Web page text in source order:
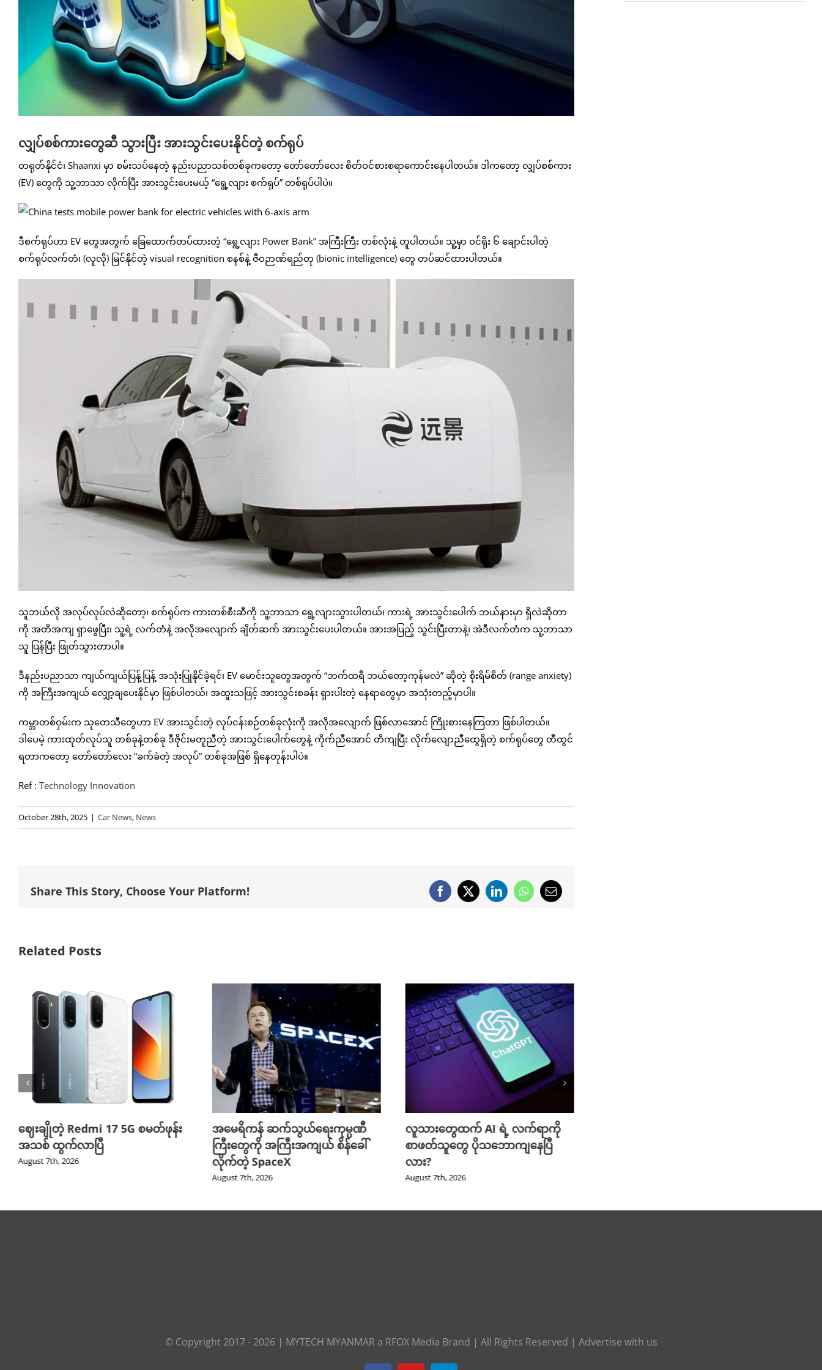
လျှပ်စစ်ကားတွေဆီ သွားပြီး အားသွင်းပေးနိုင်တဲ့ စက်ရုပ်
တရုတ်နိုင်ငံ၊ Shaanxi မှာ စမ်းသပ်နေတဲ့ နည်းပညာသစ်တစ်ခုကတော့ တော်တော်လေး စိတ်ဝင်စားစရာကောင်းနေပါတယ်။ ဒါကတော့ လျှပ်စစ်ကား
(EV) တွေကို သူ့ဘာသာ လိုက်ပြီး အားသွင်းပေးမယ့် “ရွေ့လျား စက်ရုပ်” တစ်ရုပ်ပါပဲ။
ဒီစက်ရုပ်ဟာ EV တွေအတွက် ခြေထောက်တပ်ထားတဲ့ “ရွေ့လျား Power Bank” အကြီးကြီး တစ်လုံးနဲ့ တူပါတယ်။ သူ့မှာ ဝင်ရိုး ၆ ချောင်းပါတဲ့
စက်ရုပ်လက်တံ၊ (လူလို) မြင်နိုင်တဲ့ visual recognition စနစ်နဲ့ ဇီဝဉာဏ်ရည်တု (bionic intelligence) တွေ တပ်ဆင်ထားပါတယ်။
သူဘယ်လို အလုပ်လုပ်လဲဆိုတော့၊ စက်ရုပ်က ကားတစ်စီးဆီကို သူ့ဘာသာ ရွေ့လျားသွားပါတယ်၊ ကားရဲ့ အားသွင်းပေါက် ဘယ်နားမှာ ရှိလဲဆိုတာ
ကို အတိအကျ ရှာဖွေပြီး၊ သူ့ရဲ့ လက်တံနဲ့ အလိုအလျောက် ချိတ်ဆက် အားသွင်းပေးပါတယ်။ အားအပြည့် သွင်းပြီးတာနဲ့၊ အဲဒီလက်တံက သူ့ဘာသာ
သူ ပြန်ပြီး ဖြုတ်သွားတာပါ။
ဒီနည်းပညာသာ ကျယ်ကျယ်ပြန့်ပြန့် အသုံးပြုနိုင်ခဲ့ရင်၊ EV မောင်းသူတွေအတွက် “ဘက်ထရီ ဘယ်တော့ကုန်မလဲ” ဆိုတဲ့ စိုးရိမ်စိတ် (range anxiety)
ကို အကြီးအကျယ် လျှော့ချပေးနိုင်မှာ ဖြစ်ပါတယ်၊ အထူးသဖြင့် အားသွင်းစခန်း ရှားပါးတဲ့ နေရာတွေမှာ အသုံးတည့်မှာပါ။
ကမ္ဘာတစ်ဝှမ်းက သုတေသီတွေဟာ EV အားသွင်းတဲ့ လုပ်ငန်းစဉ်တစ်ခုလုံးကို အလိုအလျောက် ဖြစ်လာအောင် ကြိုးစားနေကြတာ ဖြစ်ပါတယ်။
ဒါပေမဲ့ ကားထုတ်လုပ်သူ တစ်ခုနဲ့တစ်ခု ဒီဇိုင်းမတူညီတဲ့ အားသွင်းပေါက်တွေနဲ့ ကိုက်ညီအောင် တိကျပြီး လိုက်လျောညီထွေရှိတဲ့ စက်ရုပ်တွေ တီထွင်
ရတာကတော့ တော်တော်လေး “ခက်ခဲတဲ့ အလုပ်” တစ်ခုအဖြစ် ရှိနေတုန်းပါပဲ။
Ref : Technology Innovation
October 28th, 2025 | Car News, News
Share This Story, Choose Your Platform! Facebook
X LinkedInWhatsApp
Email
Related Posts
ဈေးချိုတဲ့ Redmi 17 5G စမတ်ဖုန်း
အသစ် ထွက်လာပြီ
August 7th, 2026
အမေရိကန် ဆက်သွယ်ရေးကုမ္ပဏီ
ကြီးတွေကို အကြီးအကျယ် စိန်ခေါ်
လိုက်တဲ့ SpaceX
August 7th, 2026
လူသားတွေထက် AI ရဲ့ လက်ရာကို
စာဖတ်သူတွေ ပိုသဘောကျနေပြီ
လား?
August 7th, 2026
© Copyright 2017 - 2026| MYTECH MYANMARa RFOX Media Brand | All Rights Reserved | Advertise with us